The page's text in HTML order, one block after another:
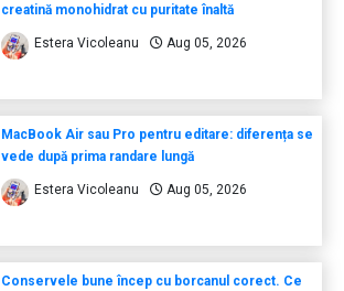
creatină monohidrat cu puritate înaltă
Estera Vicoleanu Aug 05, 2026
MacBook Air sau Pro pentru editare: diferența se
vede după prima randare lungă
Estera Vicoleanu Aug 05, 2026
Conservele bune încep cu borcanul corect. Ce